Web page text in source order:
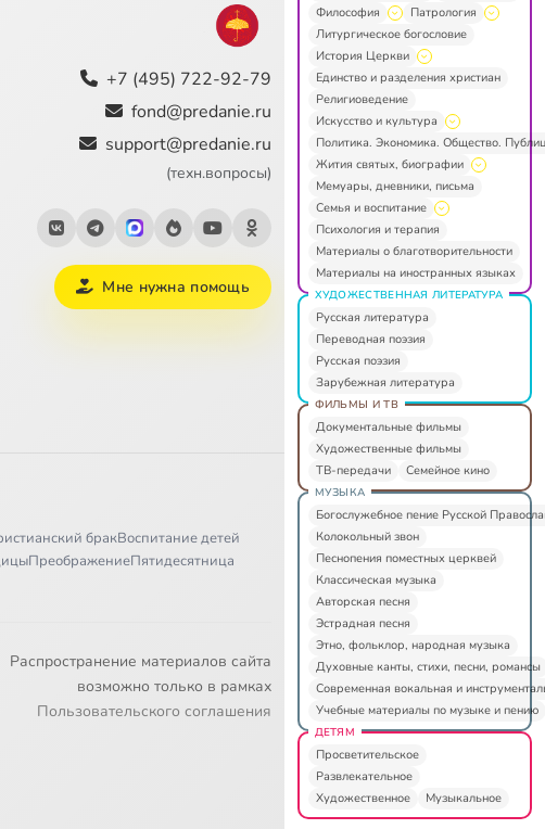
+7 (495) 722-92-79
fond@predanie.ru
support@predanie.ru
(техн.вопросы)
Мне нужна помощь
бракВоспитание детей
ПреображениеПятидесятница
Распространение материалов сайта
возможно только в рамках
Пользовательского соглашения
Философия
Патрология
Литургическое богословие
История Церкви
Единство и разделения христиан
Религиоведение
Искусство и культура
Политика. Экономика. Общество.
Жития святых, биографии
Мемуары, дневники, письма
Семья и воспитание
Психология и терапия
Материалы о благотворительности
Материалы на иностранных языках
ХУДОЖЕСТВЕННАЯ ЛИТЕРАТУРА
Русская литература
Переводная поэзия
Русская поэзия
Зарубежная литература
ФИЛЬМЫ И ТВ
Документальные фильмы
Художественные фильмы
ТВ-передачи
Семейное кино
МУЗЫКА
Богослужебное пение Русской
Колокольный звон
Песнопения поместных церквей
Классическая музыка
Авторская песня
Эстрадная песня
Этно, фольклор, народная музыка
Духовные канты, стихи, песни, романсы
Современная вокальная и
Учебные материалы по музыке и пению
ДЕТЯМ
Просветительское
Развлекательное
Художественное
Музыкальное